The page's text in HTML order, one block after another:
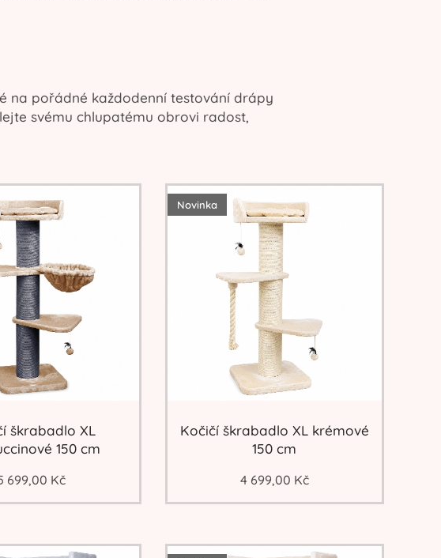
na pořádné každodenní testování drápy
svému chlupatému obrovi radost,
škrabadlo XL
150 cm
699,00 Kč
Kočičí škrabadlo XL krémové
150 cm
Novinka
4 699,00 Kč